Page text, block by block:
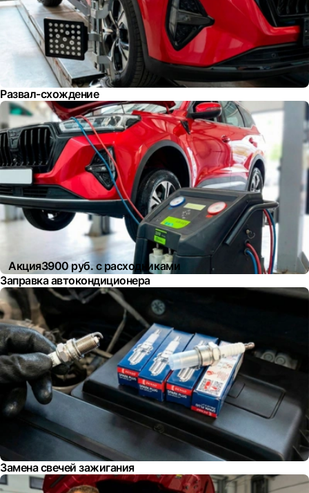
Развал-схождение
Акция3900 руб. с расходниками
Заправка автокондиционера
Замена свечей зажигания